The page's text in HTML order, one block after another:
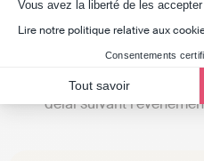
Vous avez la liberté de les
Lire notre politique relative aux
Consentements
Tout savoir
destiné à la location
suivant son acquisition ;
Et vous deviez signaler
le retrait d’un bien du
délai suivant